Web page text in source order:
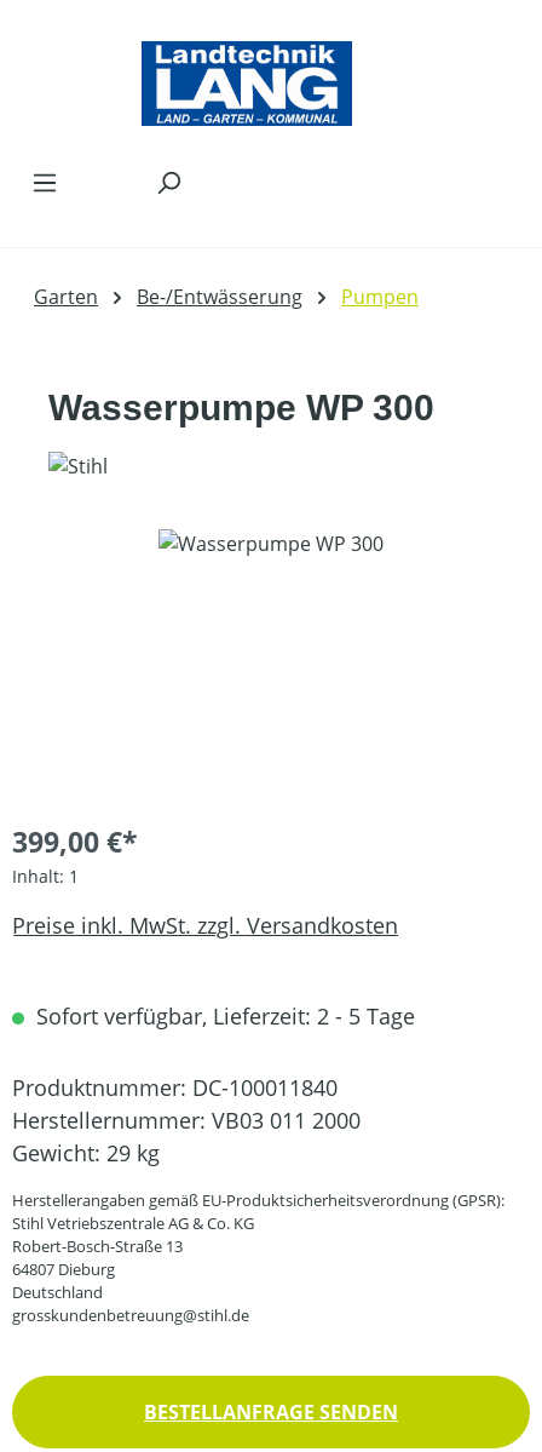
Garten Be-/Entwässerung Pumpen
Wasserpumpe WP 300
Bildergalerie überspringen
399,00 €*
Inhalt: 1
Preise inkl. MwSt. zzgl. Versandkosten
Sofort verfügbar, Lieferzeit: 2 - 5 Tage
Produktnummer: DC-100011840
Herstellernummer: VB03 011 2000
Gewicht: 29 kg
Herstellerangaben gemäß EU-Produktsicherheitsverordnung (GPSR):
Stihl Vetriebszentrale AG & Co. KG
Robert-Bosch-Straße 13
64807 Dieburg
Deutschland
grosskundenbetreuung@stihl.de
BESTELLANFRAGE SENDEN